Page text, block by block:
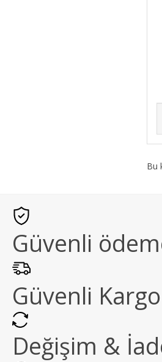
Bu
Güvenli
Güvenli Kargo
Değişim &